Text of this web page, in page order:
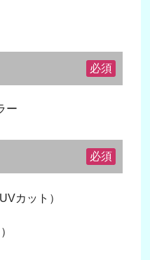
必須
ー
必須
カット）